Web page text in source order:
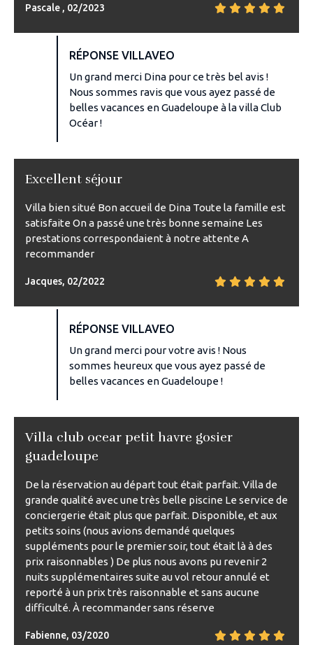
Pascale , 02/2023
RÉPONSE VILLAVEO
Un grand merci Dina pour ce très bel avis !
Nous sommes ravis que vous ayez passé de
belles vacances en Guadeloupe à la villa Club
Océar !
Excellent séjour
Villa bien situé Bon accueil de Dina Toute la famille est
satisfaite On a passé une très bonne semaine Les
prestations correspondaient à notre attente A
recommander
Jacques, 02/2022
RÉPONSE VILLAVEO
Un grand merci pour votre avis ! Nous
sommes heureux que vous ayez passé de
belles vacances en Guadeloupe !
Villa club ocear petit havre gosier
guadeloupe
De la réservation au départ tout était parfait. Villa de
grande qualité avec une très belle piscine Le service de
conciergerie était plus que parfait. Disponible, et aux
petits soins (nous avions demandé quelques
suppléments pour le premier soir, tout était là à des
prix raisonnables ) De plus nous avons pu revenir 2
nuits supplémentaires suite au vol retour annulé et
reporté à un prix très raisonnable et sans aucune
difficulté. À recommander sans réserve
Fabienne, 03/2020